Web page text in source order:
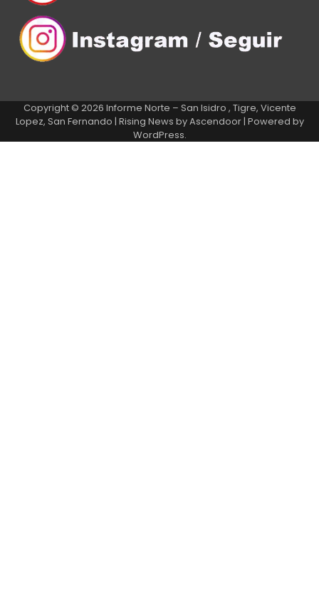
Copyright © 2026 Informe Norte – San Isidro , Tigre, Vicente
Lopez, San Fernando | Rising News byAscendoor| Powered by
WordPress.